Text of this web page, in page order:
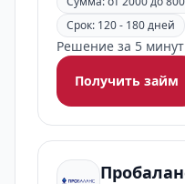
Срок: 120 - 180 дней
Решение за 5 минут
Получить займ